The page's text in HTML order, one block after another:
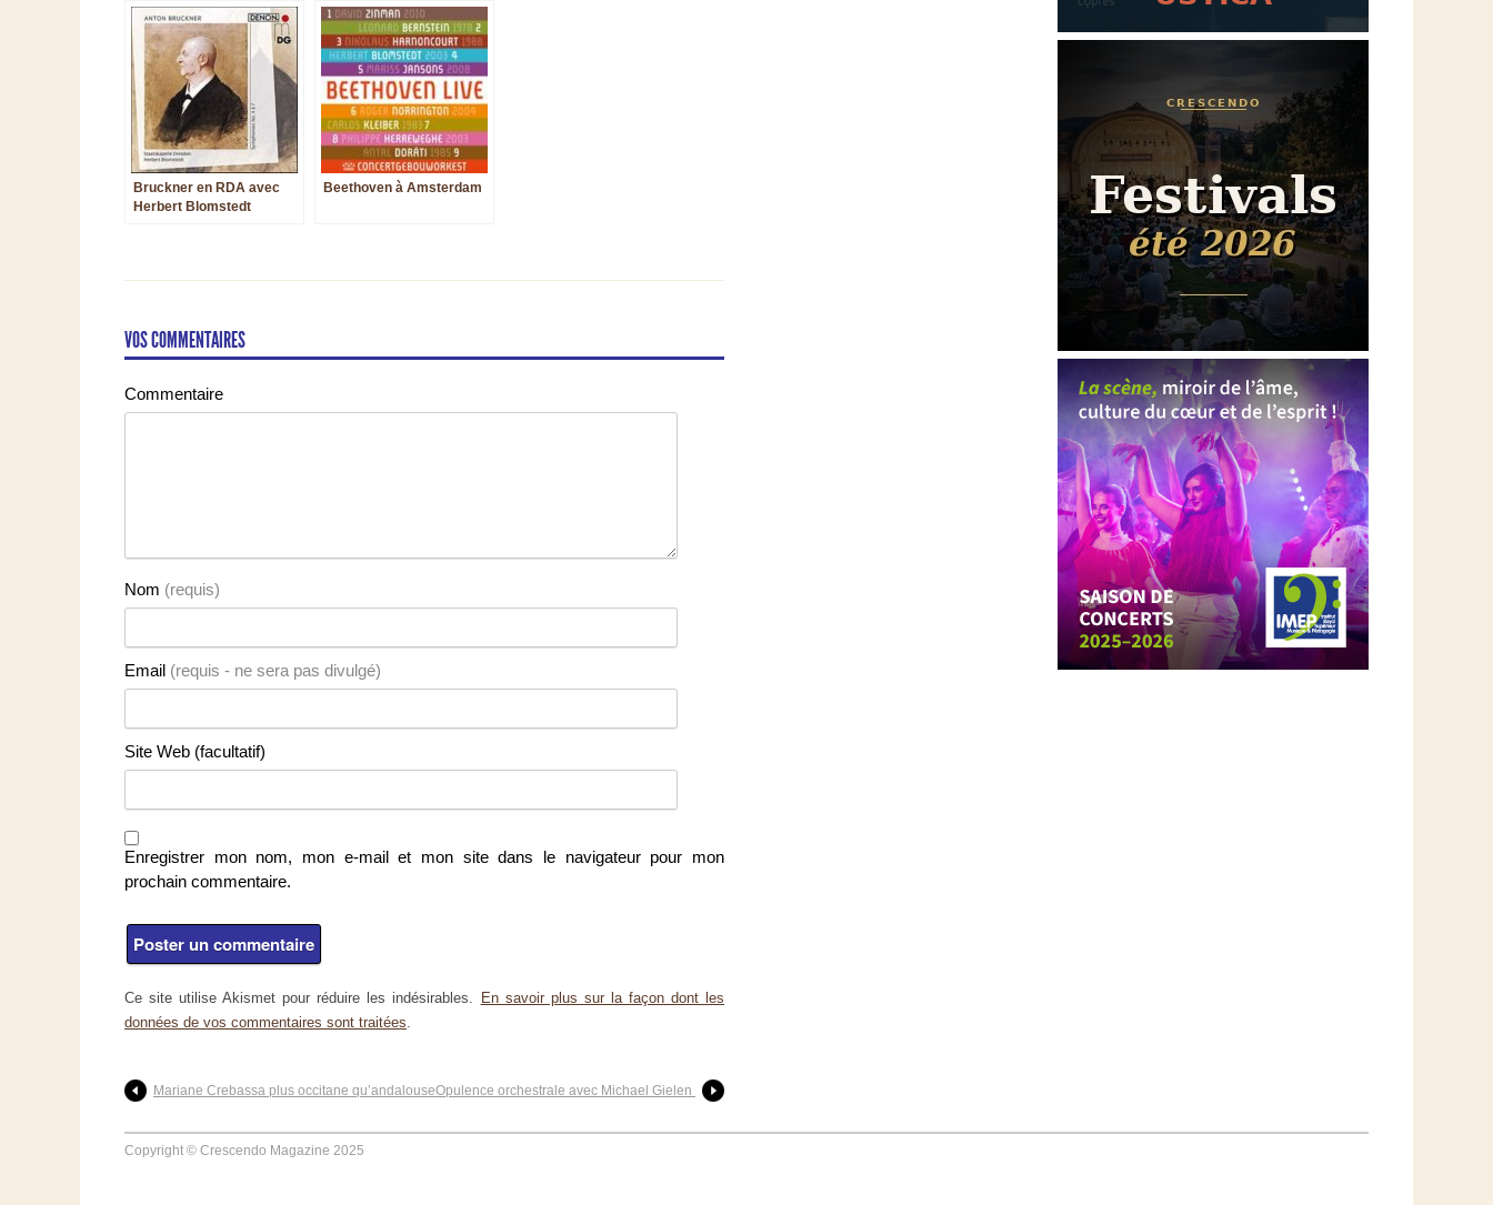
Philharmoniker
Bruckner en RDA avec
Herbert Blomstedt
Beethoven à Amsterdam
VOS COMMENTAIRES
Commentaire
Nom (requis)
Email (requis - ne sera pas divulgé)
Site Web (facultatif)
Enregistrer mon nom, mon e-mail et mon site dans le navigateur pour mon
prochain commentaire.
Ce site utilise Akismet pour réduire les indésirables.
En savoir plus sur la façon dont les
données de vos commentaires sont traitées.
Mariane Crebassa plus occitane qu’andalouseOpulence orchestrale avec Michael Gielen
Copyright © Crescendo Magazine 2025